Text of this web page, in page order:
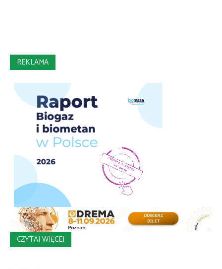
REKLAMA
CZYTAJ WIĘCEJ